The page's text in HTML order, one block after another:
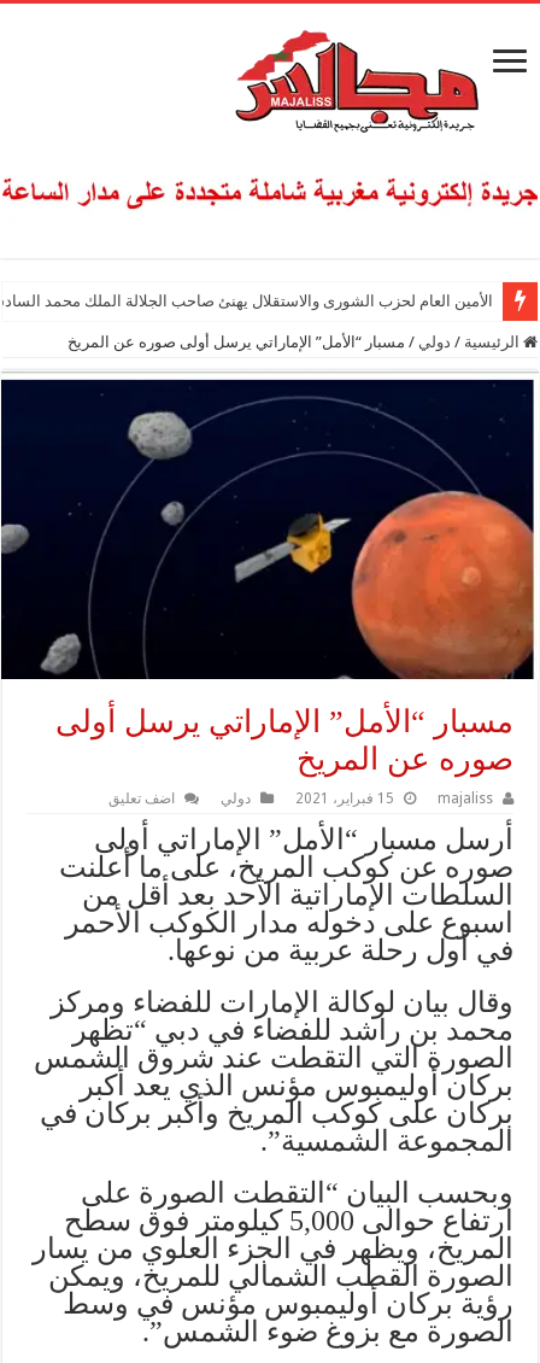
الأمين العام لحزب الشورى والاستقلال يهنئ صاحب الجلالة الملك محمد
الرئيسية / دولي / مسبار “الأمل” الإماراتي يرسل أولى صوره عن المريخ
مسبار “الأمل” الإماراتي يرسل أولى
صوره عن المريخ
majaliss 15 فبراير، 2021 دولي اضف تعليق
أرسل مسبار “الأمل” الإماراتي أولى
صوره عن كوكب المريخ، على ما أعلنت
السلطات الإماراتية الأحد بعد أقل من
اسبوع على دخوله مدار الكوكب الأحمر
في أول رحلة عربية من نوعها.
وقال بيان لوكالة الإمارات للفضاء ومركز
محمد بن راشد للفضاء في دبي “تظهر
الصورة التي التقطت عند شروق الشمس
بركان أوليمبوس مؤنس الذي يعد أكبر
بركان على كوكب المريخ وأكبر بركان في
المجموعة الشمسية”.
وبحسب البيان “التقطت الصورة على
ارتفاع حوالى 5,000 كيلومتر فوق سطح
المريخ، ويظهر في الجزء العلوي من يسار
الصورة القطب الشمالي للمريخ، ويمكن
رؤية بركان أوليمبوس مؤنس في وسط
الصورة مع بزوغ ضوء الشمس”.